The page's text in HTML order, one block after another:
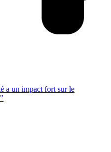
a un impact fort sur le